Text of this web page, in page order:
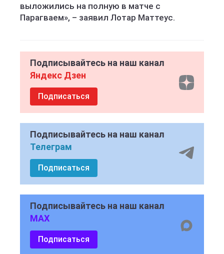
выложились на полную в матче с
Парагваем», – заявил Лотар Маттеус.
Подписывайтесь на наш канал
Яндекс Дзен
Подписаться
Подписывайтесь на наш канал
Телеграм
Подписаться
Подписывайтесь на наш канал
MAX
Подписаться